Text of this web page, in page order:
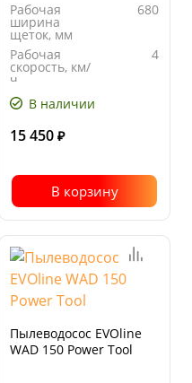
Рабочая
ширина
щеток, мм
680
Рабочая
скорость, км/
ч
4
Тип уборки
В наличии
15 450 ₽
В корзину
Пылеводосос EVOline
WAD 150 Power Tool